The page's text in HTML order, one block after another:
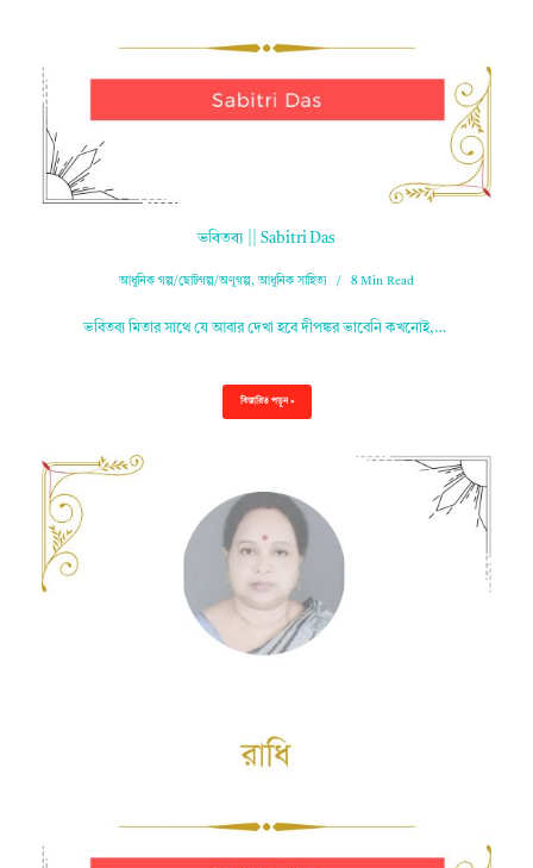
ভবিতব্য || Sabitri Das
আধুনিক গল্প/ছোটগল্প/অণুগল্প,আধুনিক সাহিত্য 8 Min Read
ভবিতব্য মিতার সাথে যে আবার দেখা হবে দীপঙ্কর ভাবেনি কখনোই,…
বিস্তারিত পড়ুন »